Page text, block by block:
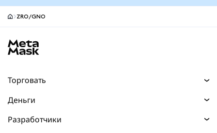
ZRO/GNO
Торговать
Прогнозы
Деньги
Разработчики